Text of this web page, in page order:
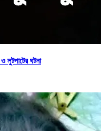
লুটপাটের ঘটনা